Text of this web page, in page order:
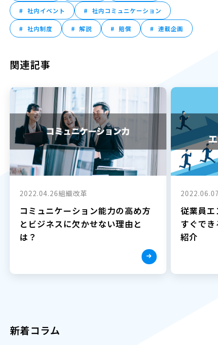
社内イベント 社内コミュニケーション
社内制度 解説 賠償 連載企画
関連記事
2022.04.26組織改革
コミュニケーション能力の高め方
とビジネスに欠かせない理由と
は？
従業員
すぐで
紹介
新着コラム